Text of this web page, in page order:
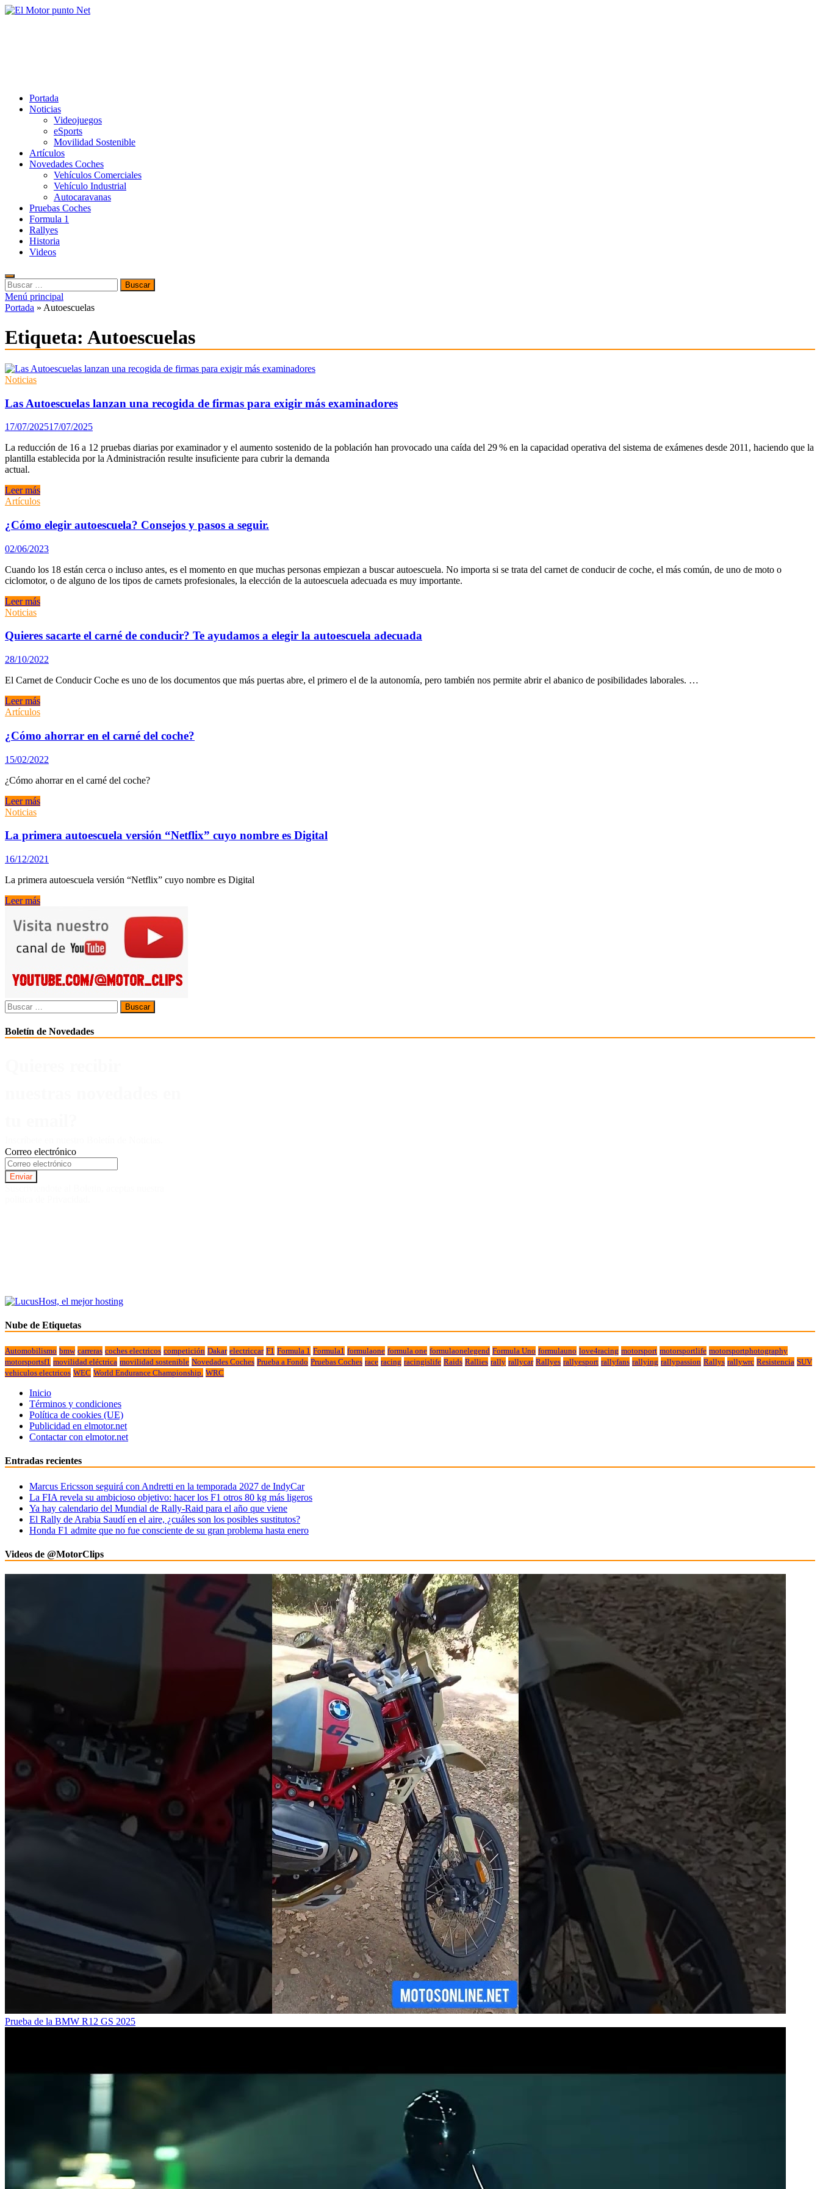
Saltar
Portada
Noticias
Videojuegos
eSports
Movilidad Sostenible
Artículos
Novedades Coches
Vehículos Comerciales
Vehículo Industrial
Autocaravanas
Pruebas Coches
Formula 1
Rallyes
Historia
Videos
Buscar:
Menú principal
Portada » Autoescuelas
Etiqueta: Autoescuelas
Noticias
Las Autoescuelas lanzan una recogida de firmas para exigir más examinadores
17/07/202517/07/2025
La reducción de 16 a 12 pruebas diarias por examinador y el aumento sostenido de la población han provocado una caída del 29 % en la capacidad operativa del sistema de exámenes desde 2011, haciendo que la
plantilla establecida por la Administración resulte insuficiente para cubrir la demanda
actual.
Las
Autoescuelas
una
recogida
de
firmas
para
exigir
examinadores
Leer más
Artículos
¿Cómo elegir autoescuela? Consejos y pasos a seguir.
02/06/2023
Cuando los 18 están cerca o incluso antes, es el momento en que muchas personas empiezan a buscar autoescuela. No importa si se trata del carnet de conducir de coche, el más común, de uno de moto o
ciclomotor, o de alguno de los tipos de carnets profesionales, la elección de la autoescuela adecuada es muy importante.
¿Cómo
elegir
Consejos
pasos
a
seguir.
Leer más
Noticias
Quieres sacarte el carné de conducir? Te ayudamos a elegir la autoescuela adecuada
28/10/2022
El Carnet de Conducir Coche es uno de los documentos que más puertas abre, el primero el de la autonomía, pero también nos permite abrir el abanico de posibilidades laborales. …
Quieres
sacarte
carné
de
conducir?
Te
ayudamos
a
elegir
la
adecuada
Leer más
Artículos
¿Cómo ahorrar en el carné del coche?
15/02/2022
¿Cómo ahorrar en el carné del coche?
¿Cómo
ahorrar
el
carné
del
coche?
Leer más
Noticias
La primera autoescuela versión “Netflix” cuyo nombre es Digital
16/12/2021
La primera autoescuela versión “Netflix” cuyo nombre es Digital
La
autoescuela
versión
“Netflix”
cuyo
Digital
Leer más
Buscar:
Boletín de Novedades
Correo electrónico
Nube de Etiquetas
Automobilismo bmw carreras coches electricos competición Dakar electriccar F1 Formula 1 Formula1 formulaone formula one formulaonelegend Formula Uno formulauno love4racing motorsport motorsportlife motorsportphotography
motorsportsf1 movilidad eléctrica movilidad sostenible Novedades Coches Prueba a Fondo Pruebas Coches race racing racingislife Raids Rallies rally rallycar Rallyes rallyesport rallyfans rallying rallypassion Rallys rallywrc Resistencia SUV
vehiculos electricos WEC World Endurance Championship. WRC
Inicio
Términos y condiciones
Política de cookies (UE)
Publicidad en elmotor.net
Contactar con elmotor.net
Entradas recientes
Marcus Ericsson seguirá con Andretti en la temporada 2027 de IndyCar
La FIA revela su ambicioso objetivo: hacer los F1 otros 80 kg más ligeros
Ya hay calendario del Mundial de Rally-Raid para el año que viene
El Rally de Arabia Saudí en el aire, ¿cuáles son los posibles sustitutos?
Honda F1 admite que no fue consciente de su gran problema hasta enero
Videos de @MotorClips
Prueba de la BMW R12 GS 2025